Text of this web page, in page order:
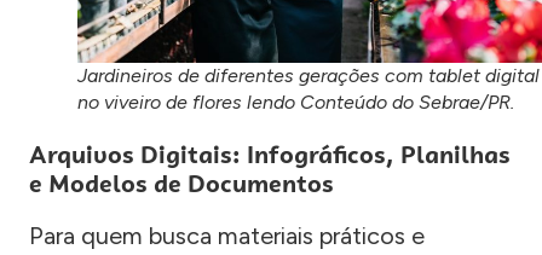
Jardineiros de diferentes gerações com tablet digital
no viveiro de flores lendo Conteúdo do Sebrae/PR.
Arquivos Digitais: Infográficos, Planilhas
e Modelos de Documentos
Para quem busca materiais práticos e